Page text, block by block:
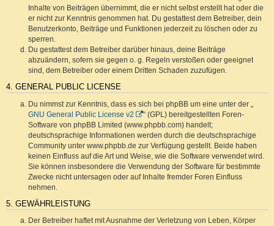
Inhalte von Beiträgen übernimmt, die er nicht selbst erstellt hat oder die
er nicht zur Kenntnis genommen hat. Du gestattest dem Betreiber, dein
Benutzerkonto, Beiträge und Funktionen jederzeit zu löschen oder zu
sperren.
Du gestattest dem Betreiber darüber hinaus, deine Beiträge
abzuändern, sofern sie gegen o. g. Regeln verstoßen oder geeignet
sind, dem Betreiber oder einem Dritten Schaden zuzufügen.
4. GENERAL PUBLIC LICENSE
Du nimmst zur Kenntnis, dass es sich bei phpBB um eine unter der „
GNU General Public License v2
“ (GPL) bereitgestellten Foren-
Software von phpBB Limited (www.phpbb.com) handelt;
deutschsprachige Informationen werden durch die deutschsprachige
Community unter www.phpbb.de zur Verfügung gestellt. Beide haben
keinen Einfluss auf die Art und Weise, wie die Software verwendet wird.
Sie können insbesondere die Verwendung der Software für bestimmte
Zwecke nicht untersagen oder auf Inhalte fremder Foren Einfluss
nehmen.
5. GEWÄHRLEISTUNG
Der Betreiber haftet mit Ausnahme der Verletzung von Leben, Körper